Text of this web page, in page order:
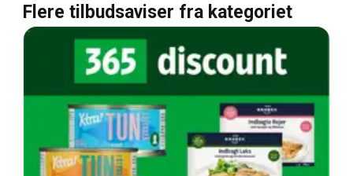
Flere tilbudsaviser fra kategoriet